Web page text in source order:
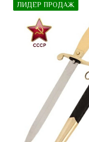
ЛИДЕР ПРОДАЖ